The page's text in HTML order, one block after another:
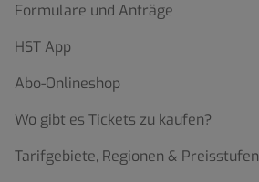
Formulare und Anträge
HST App
Abo-Onlineshop
Wo gibt es Tickets zu kaufen?
Tarifgebiete, Regionen & Preisstufen